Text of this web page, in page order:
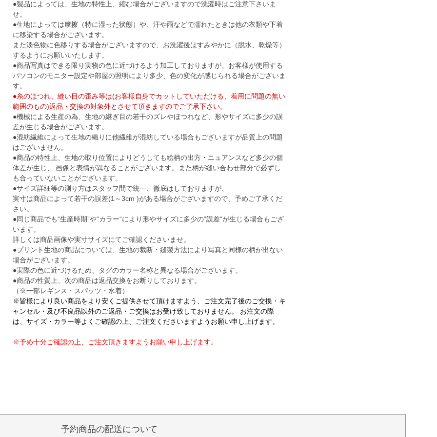
●製品によっては、生地の特性上、縮む場合がございますので洗濯時はご注意下さいま
せ。
●生地によっては摩擦（特に湿った状態）や、汗や雨などで濡れたときは他の衣類や下着
に移染する場合がございます。
また淡色物に色移りする場合がございますので、お洗濯後はすみやかに（脱水、乾燥等）
するようにお願いいたします。
●商品写真はできる限り実物の色に近づけるよう加工しておりますが、お客様が使用する
パソコンのモニター設定や部屋の照明により多少、色の変化が感じられる場合がございま
す。
●糸のほつれ、縫い目の歪み等は(お客様自身でカットしていただける、着用に問題の無い
範囲のもの)返品・交換の対象外とさせて頂きますのでご了承下さい。
●機械による生産の為、生地の継ぎ目の若干のズレやほつれなど、形やサイズに多少の誤
差が生じる場合がございます。
●混紡繊維によって生地の織りに他繊維が混紡している場合もございますが品質上の問題
はございません。
●商品の特性上、生地の取り位置によりどうしても絵柄の出方・ニュアンスなど多少の個
体差が生じ、 画像と表情が異なることがございます。また柄が縫い合わせ部分で必ずし
も合っていないことがございます。
●サイズ詳細等の測り方はスタッフ間で統一、徹底はしておりますが、
実寸は商品によって若干の誤差(1～3cm )がある場合がございますので、予めご了承くだ
さい。
●同じ商品でも“生産時期”や“カラー“により形やサイズに多少の“誤差“が生じる場合もござ
います。
詳しくは商品画像や実寸サイズにてご確認くださいませ。
●プリント生地の商品については、生地の裁断・縫製方法により写真と同様の柄が出ない
場合がございます。
●実際の色に近づけるため、タグのカラー名称と異なる場合がございます。
●商品の性質上、次の商品は返品交換をお断りしております。
（※一部レギンス・スパッツ・水着）
※皆様により良い商品をより安くご提供させて頂けますよう、ご注文完了後のご交換・キ
ャンセル・及び不良品以外のご返品・ご交換はお受け致しておりません。 お注文の際
は、サイズ・カラー等よくご確認の上、ご注文くださいますようお願い申し上げます。
※予め十分ご確認の上、ご注文頂きますようお願い申し上げます。
予約商品の配送について